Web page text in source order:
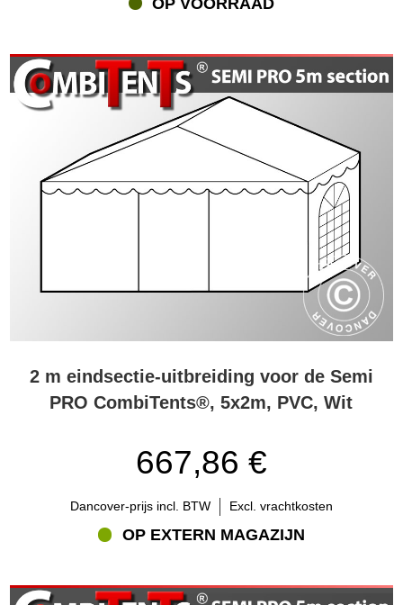
klittenbandsluiting met een 3D-windscherm, zodat u en uw gasten
feestbenodigdheden bestellen om van uw feest een groot succes
te maken. Tafels en stoelen, vloerbedekking, tapijten, LED-
verlichting, kachels, wegwerpservies en nog veel meer.
2 m eindsectie-uitbreiding voor de Semi
PRO CombiTents®, 5x2m, PVC, Wit
667,86 €
Dancover-prijs incl. BTW Excl. vrachtkosten
OP EXTERN MAGAZIJN